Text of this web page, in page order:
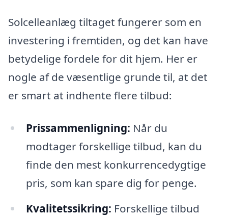
Solcelleanlæg tiltaget fungerer som en
investering i fremtiden, og det kan have
betydelige fordele for dit hjem. Her er
nogle af de væsentlige grunde til, at det
er smart at indhente flere tilbud:
Prissammenligning: Når du
modtager forskellige tilbud, kan du
finde den mest konkurrencedygtige
pris, som kan spare dig for penge.
Kvalitetssikring: Forskellige tilbud